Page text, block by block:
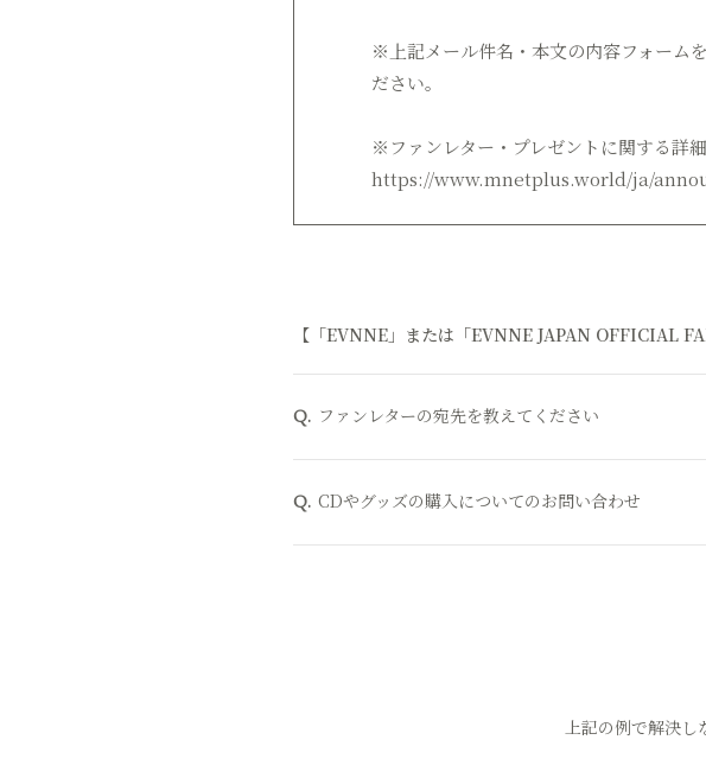
※上記メール件名・本文の内容フォーム
ださい。
※ファンレター・プレゼントに関する詳
https://www.mnetplus.world/ja/
【「EVNNE」または「EVNNE JAPAN OFFICIAL
Q. ファンレターの宛先を教えてください
Q. CDやグッズの購入についてのお問い合わせ
上記の例で解決し